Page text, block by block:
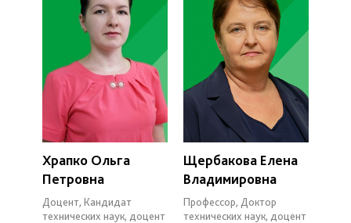
Храпко Ольга
Петровна
Доцент, Кандидат
технических наук, доцент
Щербакова Елена
Владимировна
Профессор, Доктор
технических наук, доцент